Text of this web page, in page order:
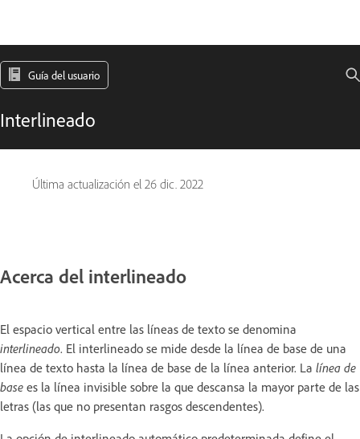
Guía del usuario
Interlineado
Última actualización el 26 dic. 2022
Acerca del interlineado
El espacio vertical entre las líneas de texto se denomina
interlineado. El interlineado se mide desde la línea de base de una
línea de texto hasta la línea de base de la línea anterior. La línea de
base es la línea invisible sobre la que descansa la mayor parte de las
letras (las que no presentan rasgos descendentes).